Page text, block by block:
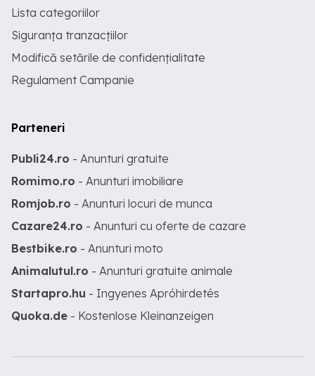
Lista categoriilor
Siguranța tranzacțiilor
Modifică setările de confidențialitate
Regulament Campanie
Parteneri
Publi24.ro - Anunturi gratuite
Romimo.ro - Anunturi imobiliare
Romjob.ro - Anunturi locuri de munca
Cazare24.ro - Anunturi cu oferte de cazare
Bestbike.ro - Anunturi moto
Animalutul.ro - Anunturi gratuite animale
Startapro.hu - Ingyenes Apróhirdetés
Quoka.de - Kostenlose Kleinanzeigen